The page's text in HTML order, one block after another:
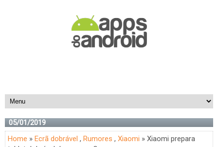
05/01/2019
Home » Ecrã dobrável , Rumores , Xiaomi » Xiaomi prepara